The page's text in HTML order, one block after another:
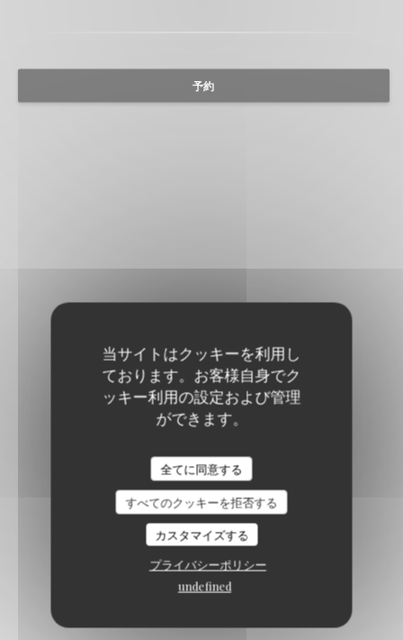
当サイトはクッキーを利用し
ております。お客様自身でク
ッキー利用の設定および管理
ができます。
全てに同意する
すべてのクッキーを拒否する
カスタマイズする
プライバシーポリシー
undefined
予約